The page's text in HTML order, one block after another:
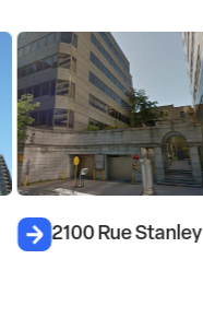
2100 Rue Stanley